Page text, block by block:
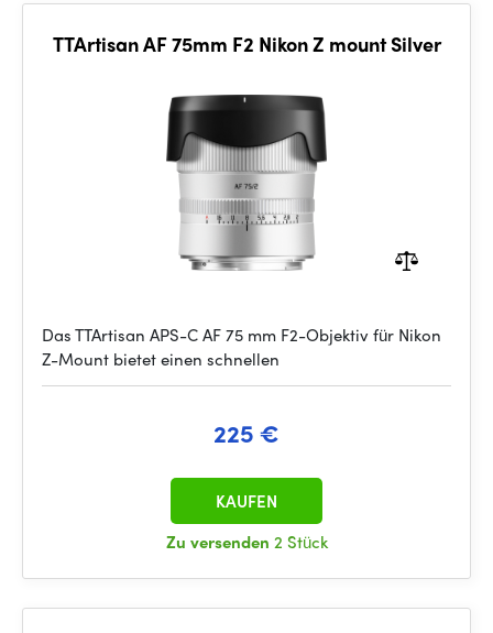
TTArtisan AF 75mm F2 Nikon Z mount Silver
Das TTArtisan APS-C AF 75 mm F2-Objektiv für Nikon
Z-Mount bietet einen schnellen
225 €
Zu versenden 2 Stück
KAUFEN